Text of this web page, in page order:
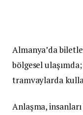
Almanya’da
bölgesel
tramvaylarda
Anlaşma,